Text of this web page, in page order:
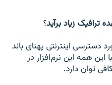
ترافیک زیاد برآید؟
دسترسی اینترنتی پهنای باند
همه این نرم‌افزار در
توان دارد.